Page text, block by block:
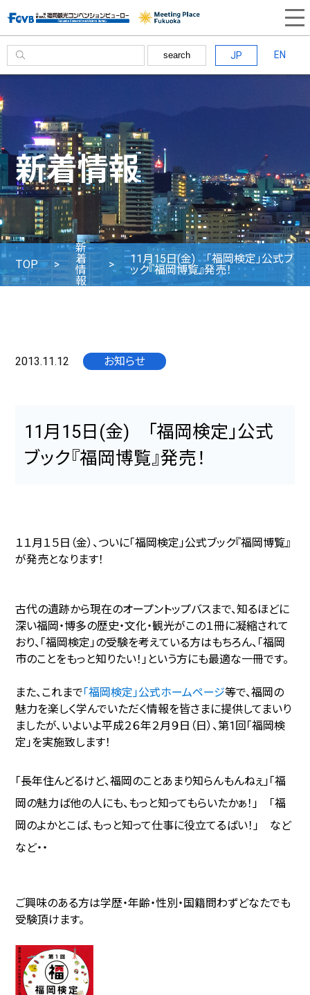
search JP EN
新着情報
TOP
新
着
情
報
11月15日(金) 「福岡検定」公式ブ
ック『福岡博覧』発売！
2013.11.12 お知らせ
11月15日(金) 「福岡検定」公式
ブック『福岡博覧』発売！
１１月１５日（金）、ついに「福岡検定」公式ブック『福岡博覧』
が発売となります！
古代の遺跡から現在のオープントップバスまで、知るほどに
深い福岡・博多の歴史・文化・観光がこの１冊に凝縮されて
おり、「福岡検定」の受験を考えている方はもちろん、「福岡
市のことをもっと知りたい！」という方にも最適な一冊です。
また、これまで「福岡検定」公式ホームページ等で、福岡の
魅力を楽しく学んでいただく情報を皆さまに提供してまいり
ましたが、いよいよ平成２６年２月９日 （日）、第1回「福岡検
定」を実施致します！
「長年住んどるけど、福岡のことあまり知らんもんねぇ」「福
岡の魅力ば他の人にも、もっと知ってもらいたかぁ！」 「福
岡のよかとこば、もっと知って仕事に役立てるばい！」 など
など・・
ご興味のある方は学歴・年齢・性別・国籍問わずどなたでも
受験頂けます。